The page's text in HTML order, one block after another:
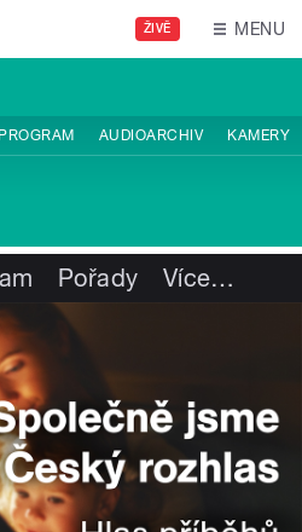
ŽIVĚ MENU
PROGRAM AUDIOARCHIV KAMERY
Pořady Více…